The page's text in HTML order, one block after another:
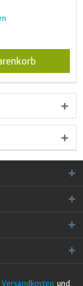
Versandkosten und